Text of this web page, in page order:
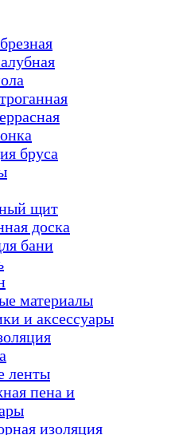
бруса
щит
доска
бани
материалы
и аксессуары
ленты
пена и
изоляция